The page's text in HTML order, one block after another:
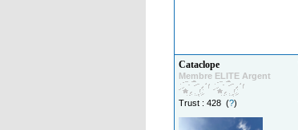
Cataclope
Membre ELITE Argent
Trust : 428 (?)